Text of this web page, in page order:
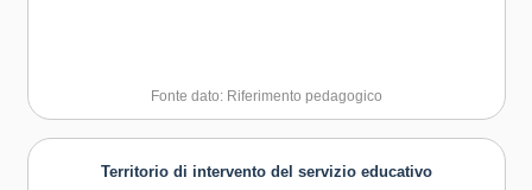
Fonte dato: Riferimento pedagogico
Territorio di intervento del servizio educativo